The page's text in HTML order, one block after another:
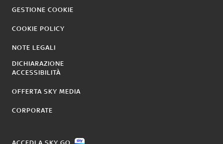
GESTIONE COOKIE
COOKIE POLICY
NOTE LEGALI
DICHIARAZIONE
ACCESSIBILITÀ
OFFERTA SKY MEDIA
CORPORATE